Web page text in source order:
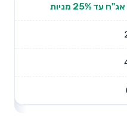
עד 25% מניות